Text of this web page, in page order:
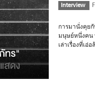
Interview
การมานั่งคุย
มนุษย์หนึ่งคน
เล่าเรื่องที่เอ่อ